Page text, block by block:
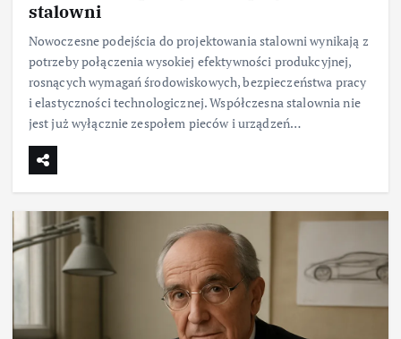
stalowni
Nowoczesne podejścia do projektowania stalowni wynikają z
potrzeby połączenia wysokiej efektywności produkcyjnej,
rosnących wymagań środowiskowych, bezpieczeństwa pracy
i elastyczności technologicznej. Współczesna stalownia nie
jest już wyłącznie zespołem pieców i urządzeń…